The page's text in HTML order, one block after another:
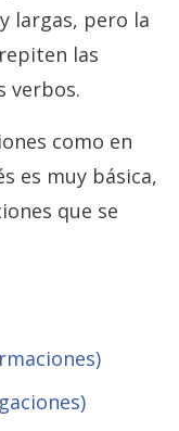
largas, pero la
las
verbos.
como en
es muy básica,
que se